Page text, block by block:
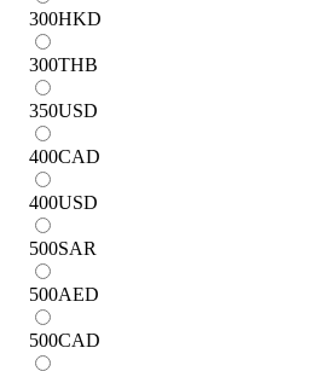
300HKD
300THB
350USD
400CAD
400USD
500SAR
500AED
500CAD